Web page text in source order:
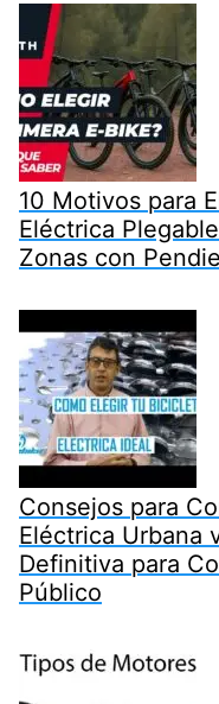
10 Motivos para
Eléctrica
Zonas con
Consejos para
Eléctrica Urbana
Definitiva para
Público